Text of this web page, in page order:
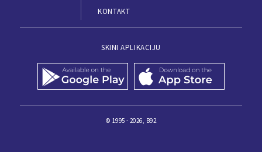
KONTAKT
SKINI APLIKACIJU
© 1995 - 2026, B92